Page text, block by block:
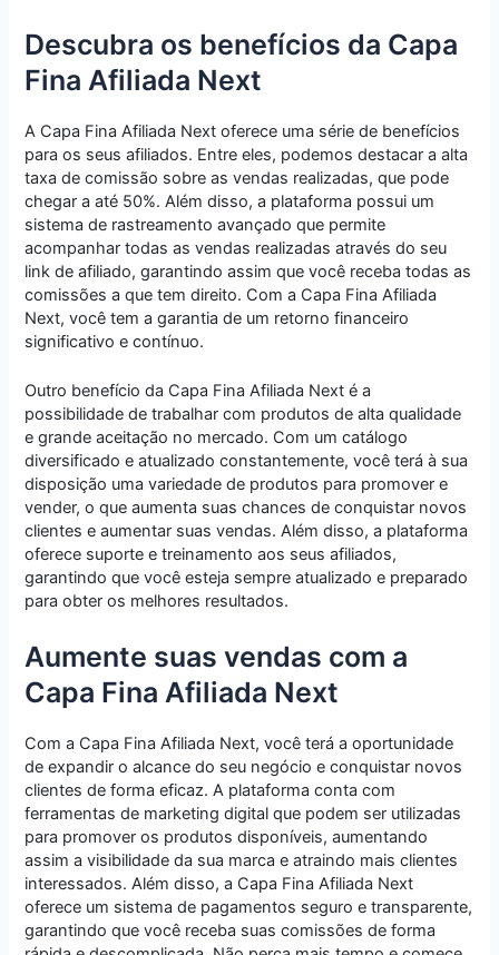
Descubra os benefícios da Capa
Fina Afiliada Next
A Capa Fina Afiliada Next oferece uma série de benefícios
para os seus afiliados. Entre eles, podemos destacar a alta
taxa de comissão sobre as vendas realizadas, que pode
chegar a até 50%. Além disso, a plataforma possui um
sistema de rastreamento avançado que permite
acompanhar todas as vendas realizadas através do seu
link de afiliado, garantindo assim que você receba todas as
comissões a que tem direito. Com a Capa Fina Afiliada
Next, você tem a garantia de um retorno financeiro
significativo e contínuo.
Outro benefício da Capa Fina Afiliada Next é a
possibilidade de trabalhar com produtos de alta qualidade
e grande aceitação no mercado. Com um catálogo
diversificado e atualizado constantemente, você terá à sua
disposição uma variedade de produtos para promover e
vender, o que aumenta suas chances de conquistar novos
clientes e aumentar suas vendas. Além disso, a plataforma
oferece suporte e treinamento aos seus afiliados,
garantindo que você esteja sempre atualizado e preparado
para obter os melhores resultados.
Aumente suas vendas com a
Capa Fina Afiliada Next
Com a Capa Fina Afiliada Next, você terá a oportunidade
de expandir o alcance do seu negócio e conquistar novos
clientes de forma eficaz. A plataforma conta com
ferramentas de marketing digital que podem ser utilizadas
para promover os produtos disponíveis, aumentando
assim a visibilidade da sua marca e atraindo mais clientes
interessados. Além disso, a Capa Fina Afiliada Next
oferece um sistema de pagamentos seguro e transparente,
garantindo que você receba suas comissões de forma